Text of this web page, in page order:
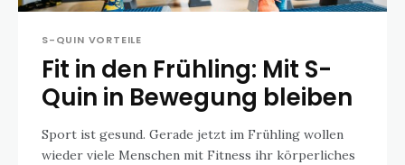
S-QUIN VORTEILE
Fit in den Frühling: Mit S-
Quin in Bewegung bleiben
Sport ist gesund. Gerade jetzt im Frühling wollen
wieder viele Menschen mit Fitness ihr körperliches